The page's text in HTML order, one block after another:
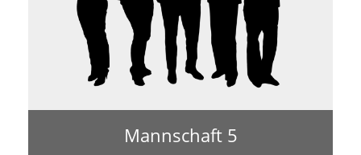
Mannschaft 5